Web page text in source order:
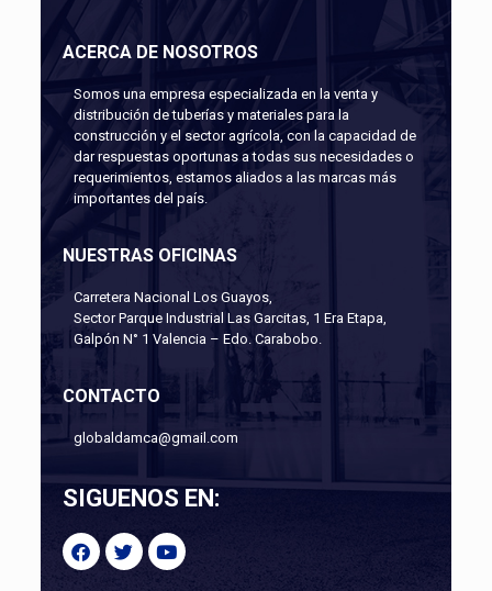
ACERCA DE NOSOTROS
Somos una empresa especializada en la venta y
distribución de tuberías y materiales para la
construcción y el sector agrícola, con la capacidad de
dar respuestas oportunas a todas sus necesidades o
requerimientos, estamos aliados a las marcas más
importantes del país.
NUESTRAS OFICINAS
Carretera Nacional Los Guayos,
Sector Parque Industrial Las Garcitas, 1 Era Etapa,
Galpón N° 1 Valencia – Edo. Carabobo.
CONTACTO
globaldamca@gmail.com
SIGUENOS EN: